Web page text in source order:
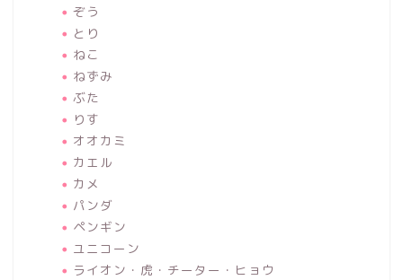
ぞう
とり
ねこ
ねずみ
ぶた
りす
オオカミ
カエル
カメ
パンダ
ペンギン
ユニコーン
ライオン・虎・チーター・ヒョウ